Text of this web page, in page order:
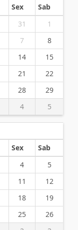
Sex
Sab
31
1
7
8
14
15
21
22
28
29
4 5
Sex
Sab
4
5
11
12
18
19
25
26